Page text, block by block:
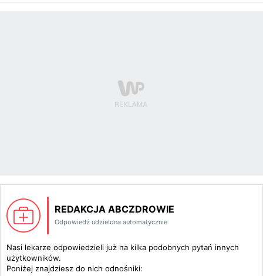
REDAKCJA ABCZDROWIE
Odpowiedź udzielona automatycznie
Nasi lekarze odpowiedzieli już na kilka podobnych pytań innych
użytkowników.
Poniżej znajdziesz do nich odnośniki: